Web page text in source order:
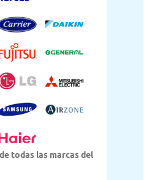
todas las marcas del